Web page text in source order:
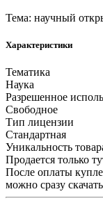
Тема: научный
Характеристики
Тематика
Наука
Разрешенное
Свободное
Тип лицензии
Стандартная
Уникальность
Продается только
После оплаты
можно сразу скачать